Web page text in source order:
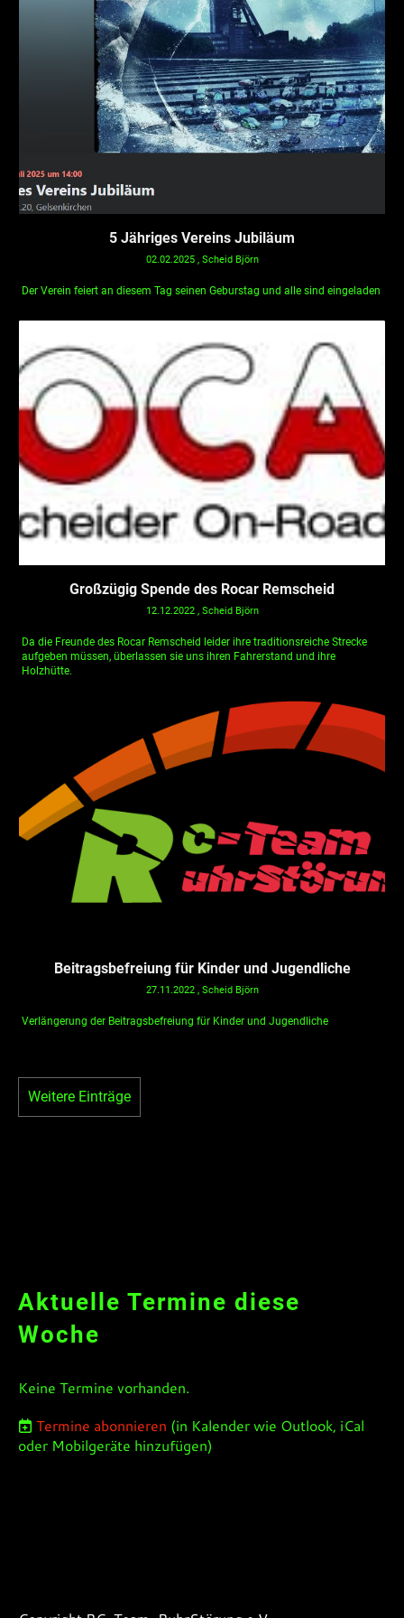
5 Jähriges Vereins Jubiläum
02.02.2025, Scheid Björn
Der Verein feiert an diesem Tag seinen Geburstag und alle sind eingeladen
Großzügig Spende des Rocar Remscheid
12.12.2022, Scheid Björn
Da die Freunde des Rocar Remscheid leider ihre traditionsreiche Strecke
aufgeben müssen, überlassen sie uns ihren Fahrerstand und ihre
Holzhütte.
Beitragsbefreiung für Kinder und Jugendliche
27.11.2022, Scheid Björn
Verlängerung der Beitragsbefreiung für Kinder und Jugendliche
Weitere Einträge
Aktuelle Termine diese
Woche
Keine Termine vorhanden.
Termine abonnieren (in Kalender wie Outlook, iCal
oder Mobilgeräte hinzufügen)